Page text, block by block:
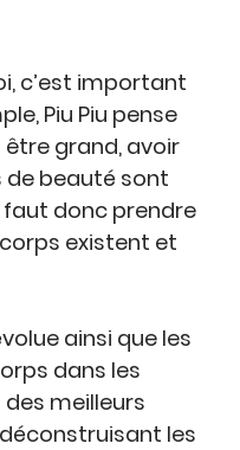
, c’est important
Piu Piu pense
être grand, avoir
de beauté sont
faut donc prendre
existent et
ainsi que les
dans les
des meilleurs
les